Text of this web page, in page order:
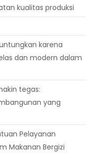
kualitas produksi
karena
dan modern dalam
tegas:
yang
Pelayanan
Makanan Bergizi